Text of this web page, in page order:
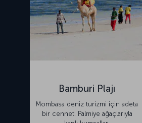
Bamburi Plajı
Mombasa deniz turizmi için adeta
bir cennet. Palmiye ağaçlarıyla